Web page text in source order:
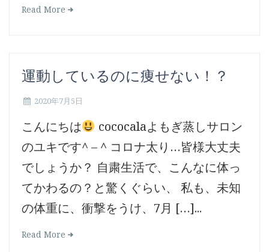
Read More
運動しているのに痩せない！？
2020年7月5日
こんにちは
cococalaよもぎ蒸しサロン
のユキです^ – ^ コロナ太り…皆様大丈夫
でしょうか？ 自粛生活で、こんなに体っ
てかわるの？と驚くぐらい、 私も、未知
の体重に、衝撃をうけ、7月 […]...
Read More